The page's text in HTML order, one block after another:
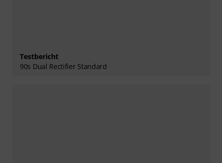
Testbericht
90s Dual Rectifier Standard